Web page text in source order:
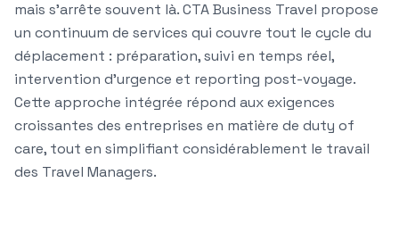
mais s'arrête souvent là. CTA Business Travel propose
un continuum de services qui couvre tout le cycle du
déplacement : préparation, suivi en temps réel,
intervention d'urgence et reporting post-voyage.
Cette approche intégrée répond aux exigences
croissantes des entreprises en matière de duty of
care, tout en simplifiant considérablement le travail
des Travel Managers.